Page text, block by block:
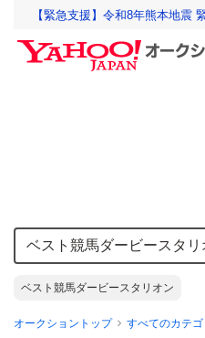
【緊急支援】令和8年熊本地震
ベスト競馬ダービースタリオン
オークショントップ すべてのカテゴ